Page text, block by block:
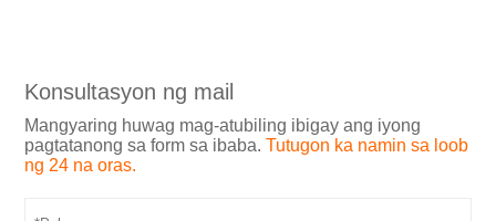
Konsultasyon ng mail
Mangyaring huwag mag-atubiling ibigay ang iyong
pagtatanong sa form sa ibaba.Tutugon ka namin sa loob
ng 24 na oras.